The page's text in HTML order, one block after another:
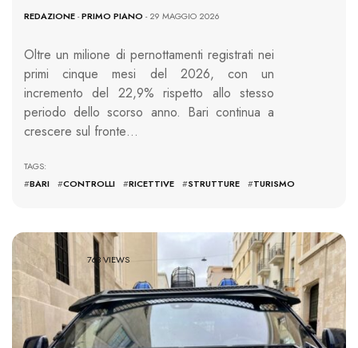
REDAZIONE-PRIMO PIANO - 29 MAGGIO 2026
Oltre un milione di pernottamenti registrati nei
primi cinque mesi del 2026, con un
incremento del 22,9% rispetto allo stesso
periodo dello scorso anno. Bari continua a
crescere sul fronte…
TAGS:
#BARI #CONTROLLI #RICETTIVE #STRUTTURE #TURISMO
763 VIEWS